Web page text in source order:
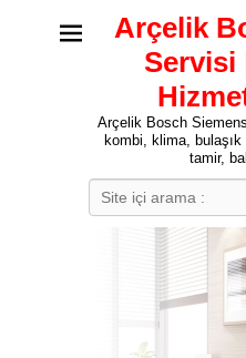
Arçelik
Servisi
Arçelik Bosch
kombi, klima,
tamir,